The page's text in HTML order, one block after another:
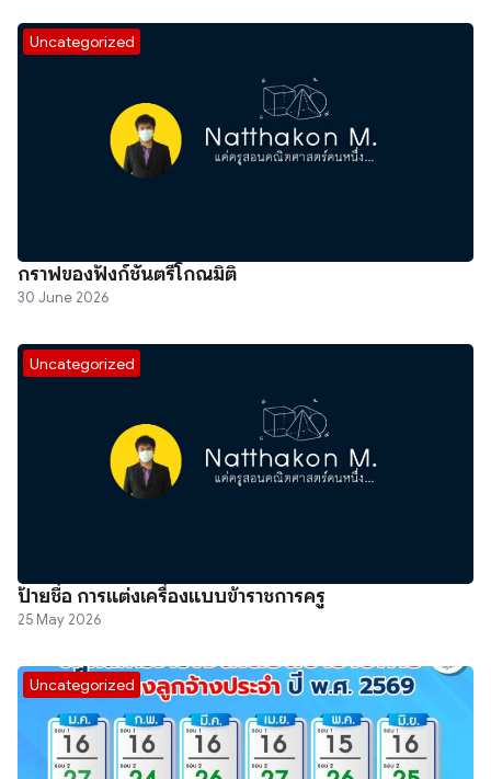
Uncategorized
กราฟของฟังก์ชันตรีโกณมิติ
30 June 2026
Uncategorized
ป้ายชื่อ การแต่งเครื่องแบบข้าราชการครู
25 May 2026
Uncategorized